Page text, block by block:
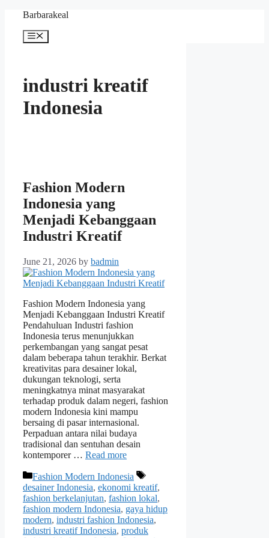
content
Barbarakeal
Menu
industri kreatif
Indonesia
Fashion Modern
Indonesia yang
Menjadi Kebanggaan
Industri Kreatif
June 21, 2026 by badmin
Fashion Modern Indonesia yang
Menjadi Kebanggaan Industri Kreatif
Pendahuluan Industri fashion
Indonesia terus menunjukkan
perkembangan yang sangat pesat
dalam beberapa tahun terakhir. Berkat
kreativitas para desainer lokal,
dukungan teknologi, serta
meningkatnya minat masyarakat
terhadap produk dalam negeri, fashion
modern Indonesia kini mampu
bersaing di pasar internasional.
Perpaduan antara nilai budaya
tradisional dan sentuhan desain
kontemporer … Read more
Categories
Fashion Modern Indonesia
Tags
desainer Indonesia, ekonomi kreatif,
fashion berkelanjutan, fashion lokal,
fashion modern Indonesia, gaya hidup
modern, industri fashion Indonesia,
industri kreatif Indonesia, produk